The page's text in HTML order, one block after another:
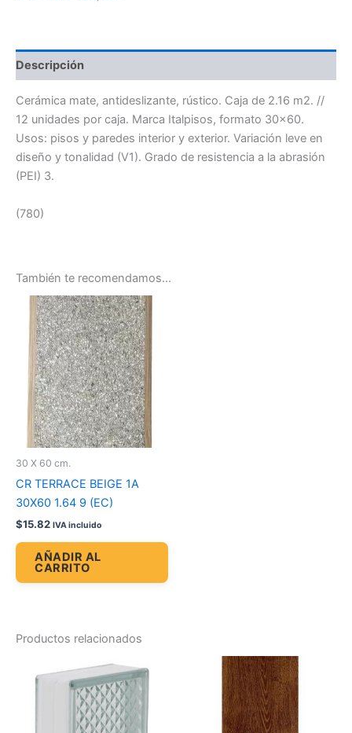
Descripción
Cerámica mate, antideslizante, rústico. Caja de 2.16 m2. //
12 unidades por caja. Marca Italpisos, formato 30×60.
Usos: pisos y paredes interior y exterior. Variación leve en
diseño y tonalidad (V1). Grado de resistencia a la abrasión
(PEI) 3.
(780)
También te recomendamos…
30 X 60 cm.
CR TERRACE BEIGE 1A
30X60 1.64 9 (EC)
$15.82 IVA incluido
AÑADIR AL
CARRITO
Productos relacionados